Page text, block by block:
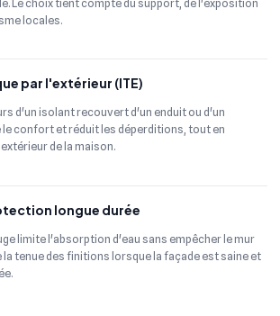
Le choix tient compte du support, de l'exposition
locales.
par l'extérieur (ITE)
d'un isolant recouvert d'un enduit ou d'un
le confort et réduit les déperditions, tout en
de la maison.
longue durée
limite l'absorption d'eau sans empêcher le mur
la tenue des finitions lorsque la façade est saine et